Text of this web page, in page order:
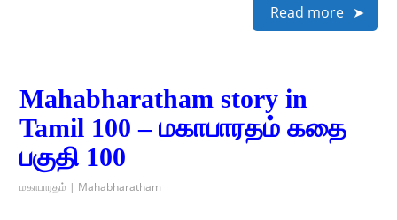
Read more
Mahabharatham story in
Tamil 100 – மகாபாரதம் கதை
பகுதி 100
மகாபாரதம் | Mahabharatham